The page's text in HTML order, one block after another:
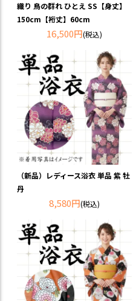
織り 鳥の群れ ひとえ SS【身丈】
150cm【裄丈】60cm
16,500円(税込)
（新品）レディース浴衣 単品 紫 牡
丹
8,580円(税込)